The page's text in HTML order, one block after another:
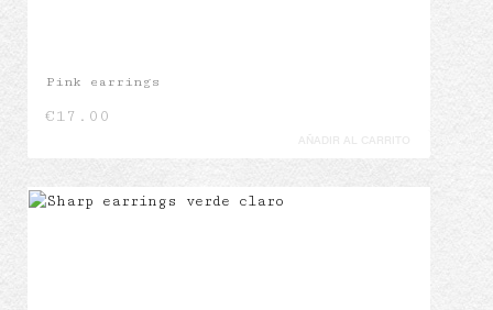
Pink earrings
€17.00